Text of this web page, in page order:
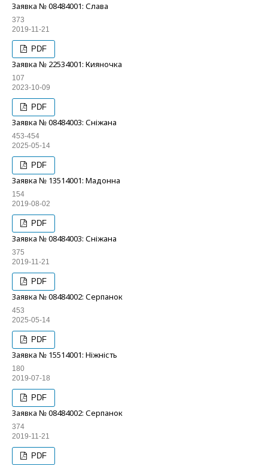
Заявка № 08484001: Слава
373
2019-11-21
PDF
Заявка № 22534001: Кияночка
107
2023-10-09
PDF
Заявка № 08484003: Сніжана
453-454
2025-05-14
PDF
Заявка № 13514001: Мадонна
154
2019-08-02
PDF
Заявка № 08484003: Сніжана
375
2019-11-21
PDF
Заявка № 08484002: Серпанок
453
2025-05-14
PDF
Заявка № 15514001: Ніжність
180
2019-07-18
PDF
Заявка № 08484002: Серпанок
374
2019-11-21
PDF